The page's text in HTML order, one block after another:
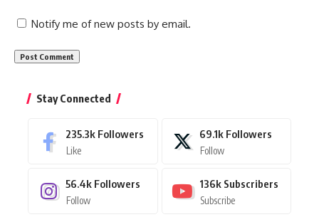
Notify me of new posts by email.
Stay Connected
235.3k Followers
Like
69.1k Followers
Follow
56.4k Followers
Follow
136k Subscribers
Subscribe